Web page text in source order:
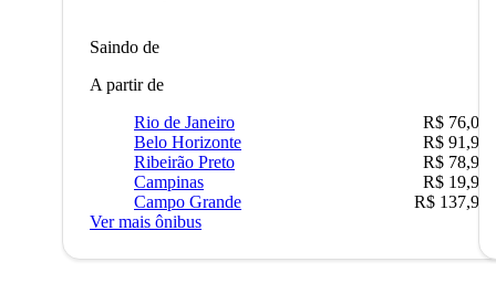
Saindo de
A partir de
Rio de Janeiro
R$ 76,09
Belo Horizonte
R$ 91,90
Ribeirão Preto
R$ 78,90
Campinas
R$ 19,90
Campo Grande
R$ 137,90
Ver mais ônibus